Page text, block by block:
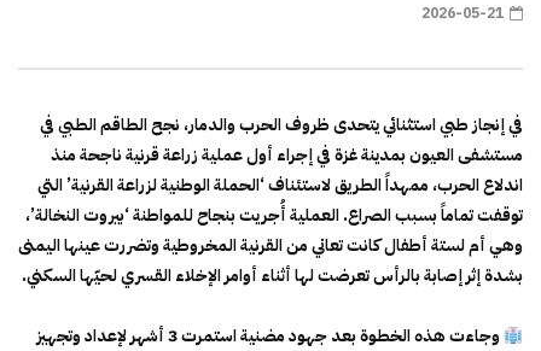
2026-05-21
في إنجاز طبي استثنائي يتحدى ظروف الحرب والدمار، نجح الطاقم الطبي في
مستشفى العيون بمدينة غزة في إجراء أول عملية زراعة قرنية ناجحة منذ
اندلاع الحرب، ممهداً الطريق لاستئناف ‘الحملة الوطنية لزراعة القرنية’ التي
توقفت تماماً بسبب الصراع. العملية أُجريت بنجاح للمواطنة ‘بيروت النخالة’،
وهي أم لستة أطفال كانت تعاني من القرنية المخروطية وتضررت عينها اليمنى
بشدة إثر إصابة بالرأس تعرضت لها أثناء أوامر الإخلاء القسري لحيّها السكني.
وجاءت هذه الخطوة بعد جهود مضنية استمرت 3 أشهر لإعداد وتجهيز